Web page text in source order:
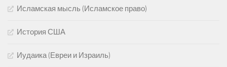
Исламская мысль (Исламское право)
История США
Иудаика (Евреи и Израиль)